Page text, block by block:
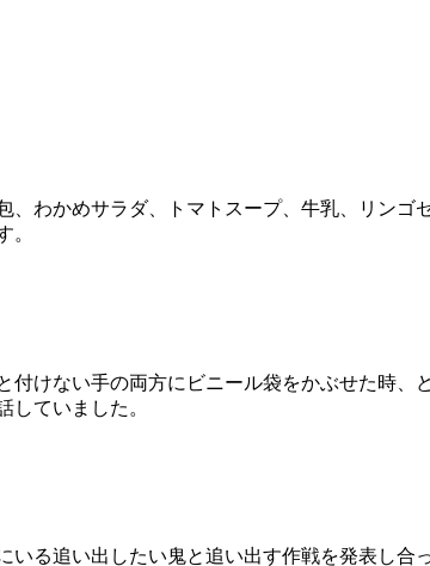
わかめサラダ、トマトスープ、牛乳、リンゴゼ
。
けない手の両方にビニール袋をかぶせた時、
ていました。
る追い出したい鬼と追い出す作戦を発表し合